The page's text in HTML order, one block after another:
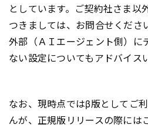
としています。ご契約社さま以
つきましては、お問合せくださ
外部（ＡＩエージェント側）に
ない設定についてもアドバイス
なお、現時点ではβ版としてご
んが、正規版リリースの際には